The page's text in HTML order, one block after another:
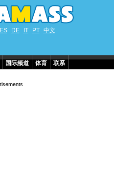
ES DE IT PT 中文
国际频道 体育 联系